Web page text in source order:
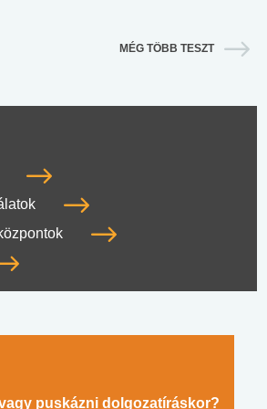
MÉG TÖBB TESZT
puskázni dolgozatíráskor?